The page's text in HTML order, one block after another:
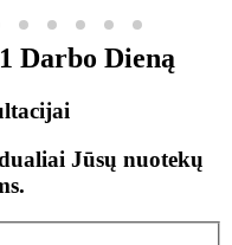
1 Darbo Dieną
Jūsų nuotekų